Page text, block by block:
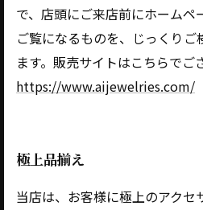
で、店頭にご来店前にホームペ
ご覧になるものを、じっくりご
ます。販売サイトはこちらでご
https://www.aijewelries.com/
極上品揃え
当店は、お客様に極上のアクセ